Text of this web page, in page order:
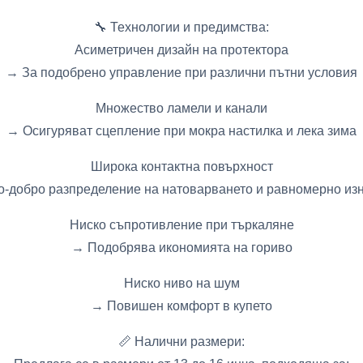
🔧 Технологии и предимства:
Асиметричен дизайн на протектора
→ За подобрено управление при различни пътни условия
Множество ламели и канали
→ Осигуряват сцепление при мокра настилка и лека зима
Широка контактна повърхност
добро разпределение на натоварването и равномерно
Ниско съпротивление при търкаляне
→ Подобрява икономията на гориво
Ниско ниво на шум
→ Повишен комфорт в купето
📏 Налични размери: